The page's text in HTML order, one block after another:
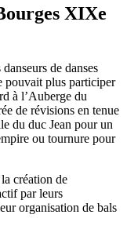
XIXe
de danses
pouvait plus participer
à l’Auberge du
de révisions en tenue
du duc Jean pour un
ou tournure pour
création de
par leurs
organisation de bals